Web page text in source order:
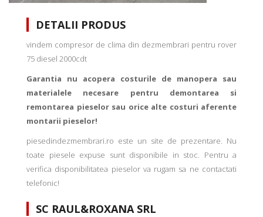
DETALII PRODUS
vindem compresor de clima din dezmembrari pentru rover
75 diesel 2000cdt
Garantia nu acopera costurile de manopera sau
materialele necesare pentru demontarea si
remontarea pieselor sau orice alte costuri aferente
montarii pieselor!
piesedindezmembrari.ro este un site de prezentare. Nu
toate piesele expuse sunt disponibile in stoc. Pentru a
verifica disponibilitatea pieselor va rugam sa ne contactati
telefonic!
SC RAUL&ROXANA SRL